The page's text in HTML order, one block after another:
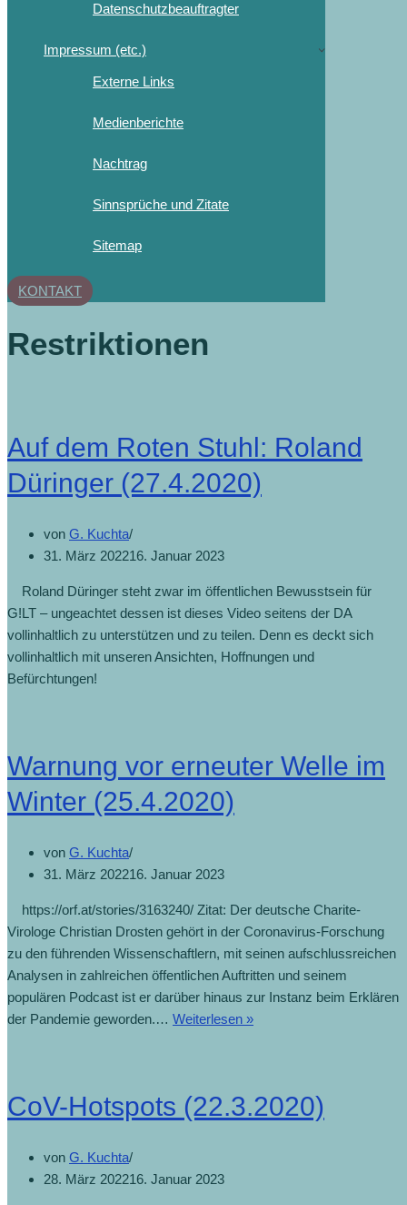
Datenschutzbeauftragter
Impressum (etc.)
Externe Links
Medienberichte
Nachtrag
Sinnsprüche und Zitate
Sitemap
KONTAKT
Restriktionen
Auf dem Roten Stuhl: Roland
Düringer (27.4.2020)
von G. Kuchta
31. März 202216. Januar 2023
Roland Düringer steht zwar im öffentlichen Bewusstsein für
G!LT – ungeachtet dessen ist dieses Video seitens der DA
vollinhaltlich zu unterstützen und zu teilen. Denn es deckt sich
vollinhaltlich mit unseren Ansichten, Hoffnungen und
Befürchtungen!
Warnung vor erneuter Welle im
Winter (25.4.2020)
von G. Kuchta
31. März 202216. Januar 2023
https://orf.at/stories/3163240/ Zitat: Der deutsche Charite-
Virologe Christian Drosten gehört in der Coronavirus-Forschung
zu den führenden Wissenschaftlern, mit seinen aufschlussreichen
Analysen in zahlreichen öffentlichen Auftritten und seinem
populären Podcast ist er darüber hinaus zur Instanz beim Erklären
der Pandemie geworden.… Weiterlesen »
CoV-Hotspots (22.3.2020)
von G. Kuchta
28. März 202216. Januar 2023